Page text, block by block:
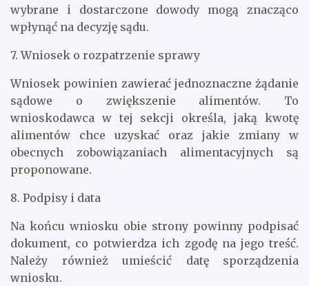
wybrane i dostarczone dowody mogą znacząco
wpłynąć na decyzję sądu.
7. Wniosek o rozpatrzenie sprawy
Wniosek powinien zawierać jednoznaczne żądanie
sądowe o zwiększenie alimentów. To
wnioskodawca w tej sekcji określa, jaką kwotę
alimentów chce uzyskać oraz jakie zmiany w
obecnych zobowiązaniach alimentacyjnych są
proponowane.
8. Podpisy i data
Na końcu wniosku obie strony powinny podpisać
dokument, co potwierdza ich zgodę na jego treść.
Należy również umieścić datę sporządzenia
wniosku.